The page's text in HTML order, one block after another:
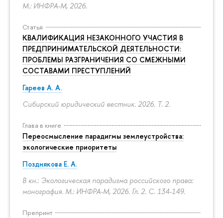
М.: ИНФРА-М, 2026.
Статья
КВАЛИФИКАЦИЯ НЕЗАКОННОГО УЧАСТИЯ В
ПРЕДПРИНИМАТЕЛЬСКОЙ ДЕЯТЕЛЬНОСТИ:
ПРОБЛЕМЫ РАЗГРАНИЧЕНИЯ СО СМЕЖНЫМИ
СОСТАВАМИ ПРЕСТУПЛЕНИЙ
Гареев А. А.
Сибирский юридический вестник. 2026. Т. 2.
Глава в книге
Переосмысление парадигмы землеустройства:
экологические приоритеты
Позднякова Е. А.
В кн.: Экологическая парадигма российского права:
монография. М.: ИНФРА-М, 2026. Гл. 2. С. 134-149.
Препринт